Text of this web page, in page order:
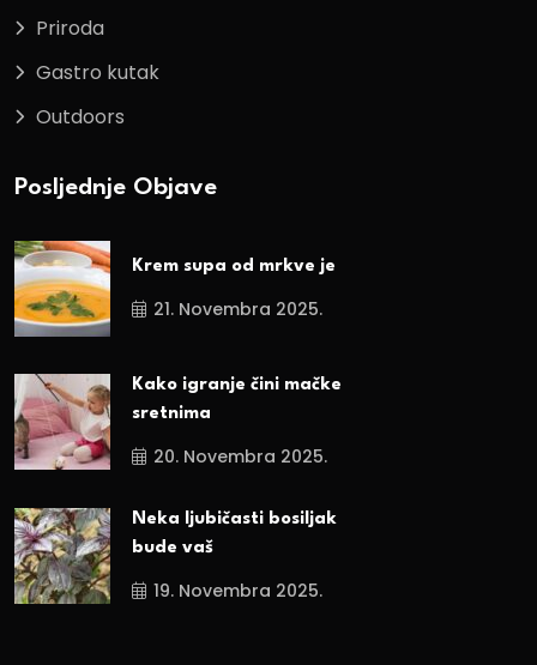
Priroda
Gastro kutak
Outdoors
Posljednje Objave
Krem supa od mrkve je
21. Novembra 2025.
Kako igranje čini mačke
sretnima
20. Novembra 2025.
Neka ljubičasti bosiljak
bude vaš
19. Novembra 2025.